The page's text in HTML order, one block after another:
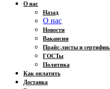
О нас
Назад
О нас
Новости
Вакансии
Прайс-листы и
ГОСТы
Политика
Как оплатить
Доставка